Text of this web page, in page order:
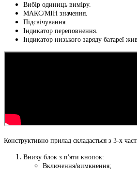
Вибір одиниць виміру.
МАКС/МІН значення.
Підсвічування.
Індикатор переповнення.
Індикатор низького заряду батареї
Конструктивно прилад складається з 3-х
Внизу блок з п'яти кнопок:
Включення/вимкнення;